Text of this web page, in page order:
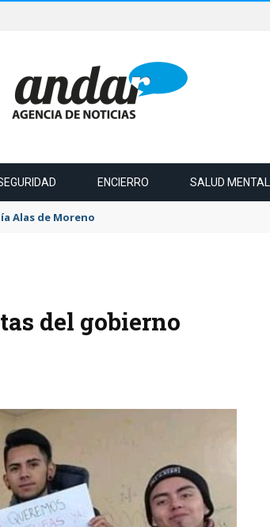
ENCIERRO SALUD MENTAL
Alas de Moreno
del gobierno